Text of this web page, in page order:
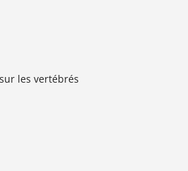
les vertébrés